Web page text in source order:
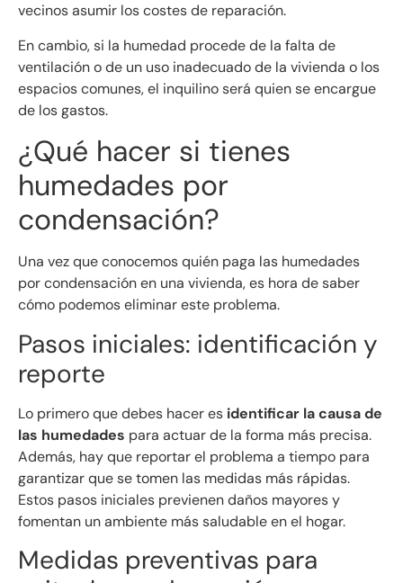
vecinos asumir los costes de reparación.
En cambio, si la humedad procede de la falta de
ventilación o de un uso inadecuado de la vivienda o los
espacios comunes, el inquilino será quien se encargue
de los gastos.
¿Qué hacer si tienes
humedades por
condensación?
Una vez que conocemos quién paga las humedades
por condensación en una vivienda, es hora de saber
cómo podemos eliminar este problema.
Pasos iniciales: identificación y
reporte
Lo primero que debes hacer es identificar la causa de
las humedades para actuar de la forma más precisa.
Además, hay que reportar el problema a tiempo para
garantizar que se tomen las medidas más rápidas.
Estos pasos iniciales previenen daños mayores y
fomentan un ambiente más saludable en el hogar.
Medidas preventivas para